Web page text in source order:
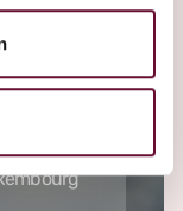
nous
ne reste
voyage.